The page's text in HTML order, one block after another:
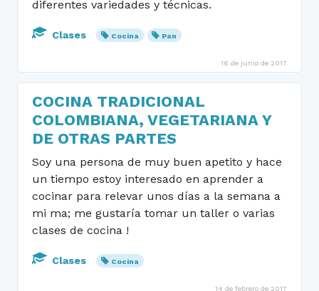
diferentes variedades y técnicas.
Clases Cocina Pan
16 de junio de 2017
COCINA TRADICIONAL
COLOMBIANA, VEGETARIANA Y
DE OTRAS PARTES
Soy una persona de muy buen apetito y hace
un tiempo estoy interesado en aprender a
cocinar para relevar unos días a la semana a
mi ma; me gustaría tomar un taller o varias
clases de cocina !
Clases Cocina
14 de febrero de 2017